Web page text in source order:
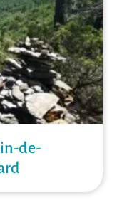
de-